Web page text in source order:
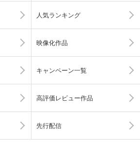
人気ランキング
映像化作品
キャンペーン一覧
高評価レビュー作品
先行配信